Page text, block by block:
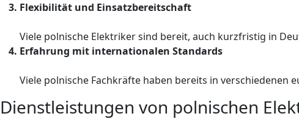
Flexibilität und Einsatzbereitschaft
Viele polnische Elektriker sind bereit, auch kurzfristig in
Erfahrung mit internationalen Standards
Viele polnische Fachkräfte haben bereits in
Dienstleistungen von polnischen